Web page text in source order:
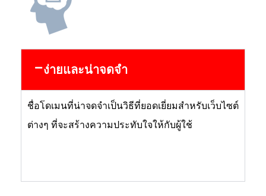
ง่ายและน่าจดจำ
ชื่อโดเมนที่น่าจดจำเป็นวิธีที่ยอดเยี่ยมสำหรับเว็บไซต์
ต่างๆ ที่จะสร้างความประทับใจให้กับผู้ใช้